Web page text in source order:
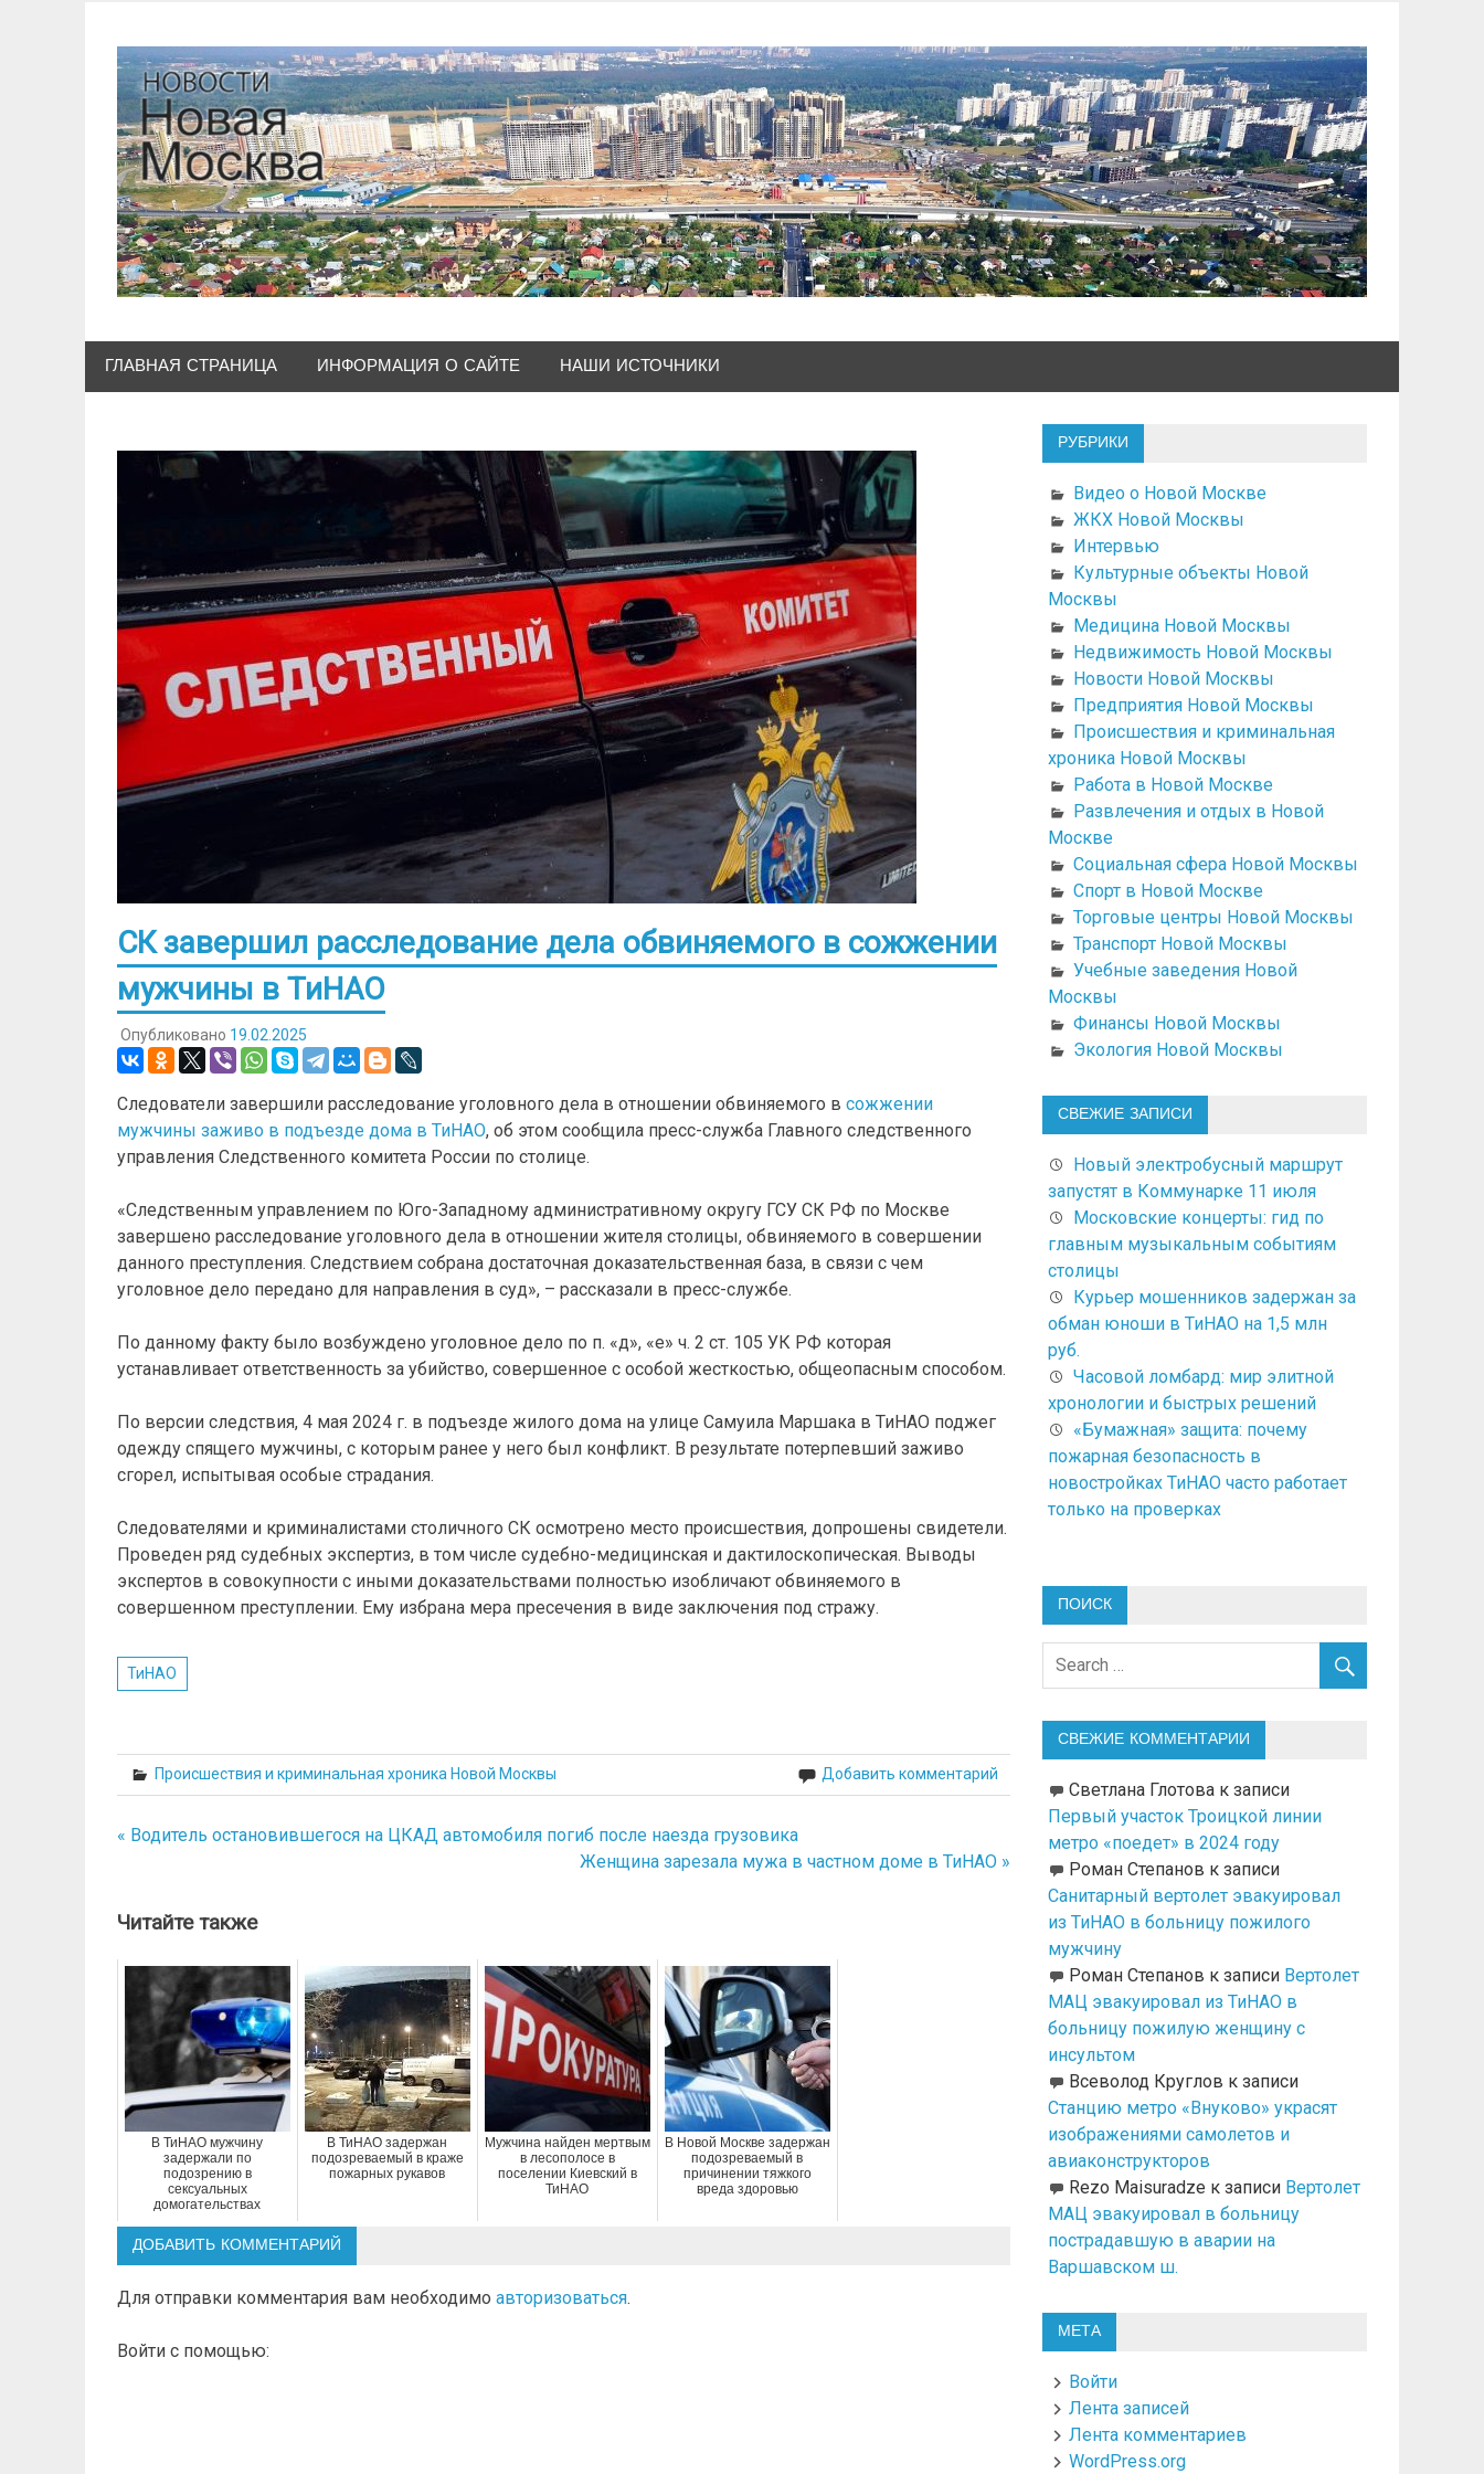
content
ГЛАВНАЯ СТРАНИЦА ИНФОРМАЦИЯ О САЙТЕ НАШИ ИСТОЧНИКИ
СК завершил расследование дела обвиняемого в сожжении
мужчины в ТиНАО
Опубликовано 19.02.2025
Следователи завершили расследование уголовного дела в отношении обвиняемого в сожжении
мужчины заживо в подъезде дома в ТиНАО, об этом сообщила пресс-служба Главного следственного
управления Следственного комитета России по столице.
«Следственным управлением по Юго-Западному административному округу ГСУ СК РФ по Москве
завершено расследование уголовного дела в отношении жителя столицы, обвиняемого в совершении
данного преступления. Следствием собрана достаточная доказательственная база, в связи с чем
уголовное дело передано для направления в суд», – рассказали в пресс-службе.
По данному факту было возбуждено уголовное дело по п. «д», «е» ч. 2 ст. 105 УК РФ которая
устанавливает ответственность за убийство, совершенное с особой жесткостью, общеопасным способом.
По версии следствия, 4 мая 2024 г. в подъезде жилого дома на улице Самуила Маршака в ТиНАО поджег
одежду спящего мужчины, с которым ранее у него был конфликт. В результате потерпевший заживо
сгорел, испытывая особые страдания.
Следователями и криминалистами столичного СК осмотрено место происшествия, допрошены свидетели.
Проведен ряд судебных экспертиз, в том числе судебно-медицинская и дактилоскопическая. Выводы
экспертов в совокупности с иными доказательствами полностью изобличают обвиняемого в
совершенном преступлении. Ему избрана мера пресечения в виде заключения под стражу.
ТиНАО
Происшествия и криминальная хроника Новой Москвы Добавить комментарий
Навигация
записям
« Водитель остановившегося на ЦКАД автомобиля погиб после наезда грузовика
Женщина зарезала мужа в частном доме в ТиНАО »
Читайте также
В ТиНАО мужчину
задержали по
подозрению в
сексуальных
домогательствах
В ТиНАО задержан
подозреваемый в краже
пожарных рукавов
Мужчина найден мертвым
в лесополосе в
поселении Киевский в
ТиНАО
В Новой Москве задержан
подозреваемый в
причинении тяжкого
вреда здоровью
ДОБАВИТЬ КОММЕНТАРИЙ
Для отправки комментария вам необходимо авторизоваться.
Войти с помощью:
РУБРИКИ
Видео о Новой Москве
ЖКХ Новой Москвы
Интервью
Культурные объекты Новой
Москвы
Медицина Новой Москвы
Недвижимость Новой Москвы
Новости Новой Москвы
Предприятия Новой Москвы
Происшествия и криминальная
хроника Новой Москвы
Работа в Новой Москве
Развлечения и отдых в Новой
Москве
Социальная сфера Новой Москвы
Спорт в Новой Москве
Торговые центры Новой Москвы
Транспорт Новой Москвы
Учебные заведения Новой
Москвы
Финансы Новой Москвы
Экология Новой Москвы
СВЕЖИЕ ЗАПИСИ
Новый электробусный маршрут
запустят в Коммунарке 11 июля
Московские концерты: гид по
главным музыкальным событиям
столицы
Курьер мошенников задержан за
обман юноши в ТиНАО на 1,5 млн
руб.
Часовой ломбард: мир элитной
хронологии и быстрых решений
«Бумажная» защита: почему
пожарная безопасность в
новостройках ТиНАО часто работает
только на проверках
ПОИСК
СВЕЖИЕ КОММЕНТАРИИ
Светлана Глотовак записи
Первый участок Троицкой линии
метро «поедет» в 2024 году
Роман Степанов к записи
Санитарный вертолет эвакуировал
из ТиНАО в больницу пожилого
мужчину
Роман Степанов к записи Вертолет
МАЦ эвакуировал из ТиНАО в
больницу пожилую женщину с
инсультом
Всеволод Круглов к записи
Станцию метро «Внуково» украсят
изображениями самолетов и
авиаконструкторов
Rezo Maisuradze к записи Вертолет
МАЦ эвакуировал в больницу
пострадавшую в аварии на
Варшавском ш.
МЕТА
Войти
Лента записей
Лента комментариев
WordPress.org